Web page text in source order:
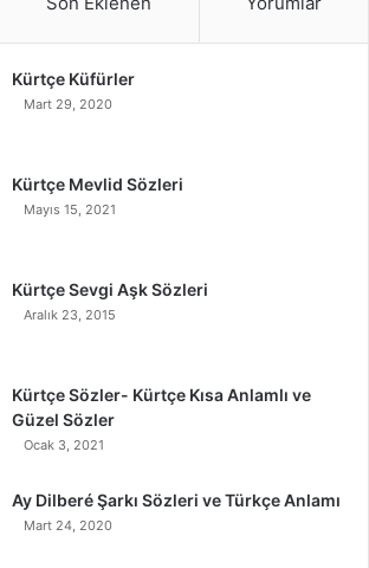
Kürtçe Küfürler
Mart 29, 2020
Kürtçe Mevlid Sözleri
Mayıs 15, 2021
Kürtçe Sevgi Aşk Sözleri
Aralık 23, 2015
Kürtçe Sözler- Kürtçe Kısa Anlamlı ve
Güzel Sözler
Ocak 3, 2021
Ay Dilberé Şarkı Sözleri ve Türkçe Anlamı
Mart 24, 2020